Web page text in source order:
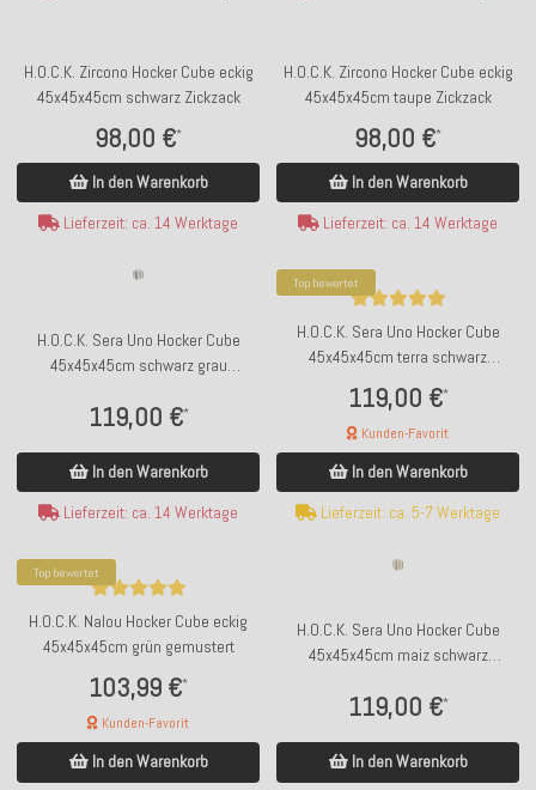
H.O.C.K. Zircono Hocker Cube eckig
45x45x45cm schwarz Zickzack
98,00 €*
In den Warenkorb
Lieferzeit: ca. 14 Werktage
H.O.C.K. Zircono Hocker Cube eckig
45x45x45cm taupe Zickzack
98,00 €*
In den Warenkorb
Lieferzeit: ca. 14 Werktage
H.O.C.K. Sera Uno Hocker Cube
45x45x45cm schwarz grau
119,00 €*
In den Warenkorb
Lieferzeit: ca. 14 Werktage
Top bewertet
H.O.C.K. Sera Uno Hocker Cube
45x45x45cm terra schwarz
119,00 €*
Kunden-Favorit
In den Warenkorb
Lieferzeit: ca. 5-7 Werktage
Top bewertet
H.O.C.K. Nalou Hocker Cube eckig
45x45x45cm grün gemustert
103,99 €*
Kunden-Favorit
In den Warenkorb
H.O.C.K. Sera Uno Hocker Cube
45x45x45cm maiz schwarz
119,00 €*
In den Warenkorb